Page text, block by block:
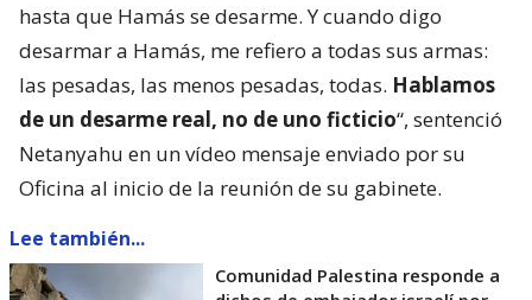
hasta que Hamás se desarme. Y cuando digo
desarmar a Hamás, me refiero a todas sus armas:
las pesadas, las menos pesadas, todas. Hablamos
de un desarme real, no de uno ficticio“, sentenció
Netanyahu en un vídeo mensaje enviado por su
Oficina al inicio de la reunión de su gabinete.
Lee también...
Comunidad Palestina responde a